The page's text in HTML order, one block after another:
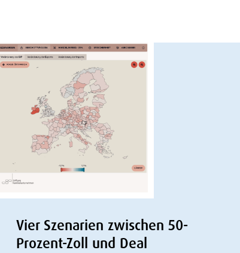
Vier Szenarien zwischen 50-
Prozent-Zoll und Deal